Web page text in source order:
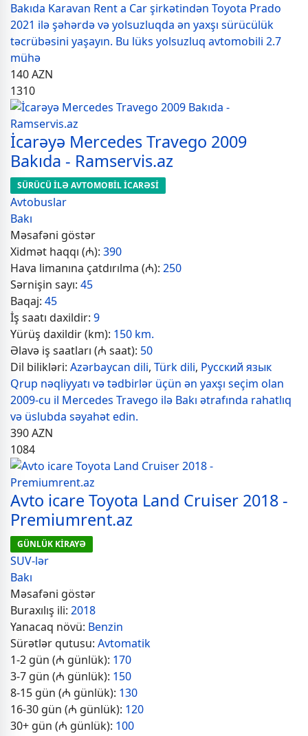
Bakıda Karavan Rent a Car şirkətindən Toyota Prado
2021 ilə şəhərdə və yolsuzluqda ən yaxşı sürücülük
təcrübəsini yaşayın. Bu lüks yolsuzluq avtomobili 2.7
mühə
140AZN
1310
İcarəyə Mercedes Travego 2009
Bakıda - Ramservis.az
SÜRÜCÜ İLƏ AVTOMOBİL İCARƏSİ
Avtobuslar
Bakı
Məsafəni göstər
Xidmət haqqı (₼): 390
Hava limanına çatdırılma (₼): 250
Sərnişin sayı: 45
Baqaj: 45
İş saatı daxildir: 9
Yürüş daxildir (km): 150 km.
Əlavə iş saatları (₼ saat): 50
Dil bilikləri: Azərbaycan dili, Türk dili, Русский язык
Qrup nəqliyyatı və tədbirlər üçün ən yaxşı seçim olan
2009-cu il Mercedes Travego ilə Bakı ətrafında rahatlıq
və üslubda səyahət edin.
390AZN
1084
Avto icare Toyota Land Cruiser 2018 -
Premiumrent.az
GÜNLÜK KİRAYƏ
SUV-lər
Bakı
Məsafəni göstər
Buraxılış ili: 2018
Yanacaq növü: Benzin
Sürətlər qutusu: Avtomatik
1-2 gün (₼ günlük): 170
3-7 gün (₼ günlük): 150
8-15 gün (₼ günlük): 130
16-30 gün (₼ günlük): 120
30+ gün (₼ günlük): 100